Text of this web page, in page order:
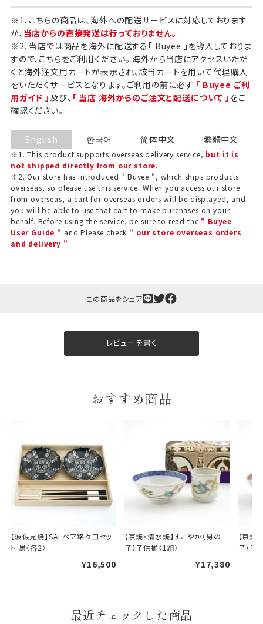
斗（のし）掛け・ギフト包装・手提げ袋を無料サービス
包装紙について
包装紙は2種類あります。
一般的なギフト包装
婚礼や出産などのギフト
のし・包装体裁により、紐（ひも）掛けしない場合が
※1. こちらの商品は、海外への配送サービスに対応しております
が、 当店からの直接発送は行っておりません。
※2. 当店では商品を海外に配送する「 Buyee 」を導入しておりま
すので、こちらをご利用ください。 海外から当店にアクセスいただ
くと海外注文用カートが表示され、該当カートを用いて代理購入
をいただくサービスとなります。ご利用の前に必ず 「 Buyee ご利
用ガイド 」 及び、 「 当店 海外からのご注文と配送について 」 をご
確認ください。
English
※1. This product supports overseas delivery service, but it is
not shipped directly from our store.
※2. Our store has introduced " Buyee ", which ships products
overseas, so please use this service. When you access our store
from overseas, a cart for overseas orders will be displayed, and
you will be able to use that cart to make purchases on your
behalf. Before using the service, be sure to read the " Buyee
User Guide " and Please check " our store overseas orders
and delivery ".
한국어 简体中文 繁體中文
この商品をシェア
レビューを書く
おすすめ商品
【波佐見焼】SAI ペア銘々皿セッ
ト 黒〈各2〉
¥16,500
【京焼・清水焼】すこやか（男の
子）子供揃〈1組〉
¥17,380
【京焼
子）子
最近チェックした商品